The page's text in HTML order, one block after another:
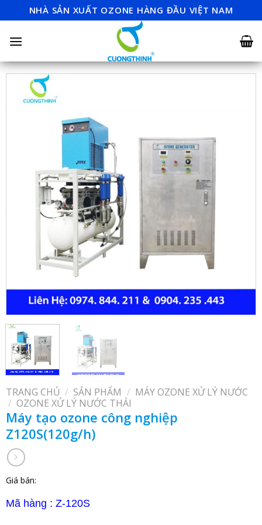
to
content
NHÀ SẢN XUẤT OZONE HÀNG ĐẦU VIỆT NAM
TRANG CHỦ / SẢN PHẨM / MÁY OZONE XỬ LÝ NƯỚC
/ OZONE XỬ LÝ NƯỚC THẢI
Máy tạo ozone công nghiệp
Z120S(120g/h)
Giá bán:
Mã hàng : Z-120S